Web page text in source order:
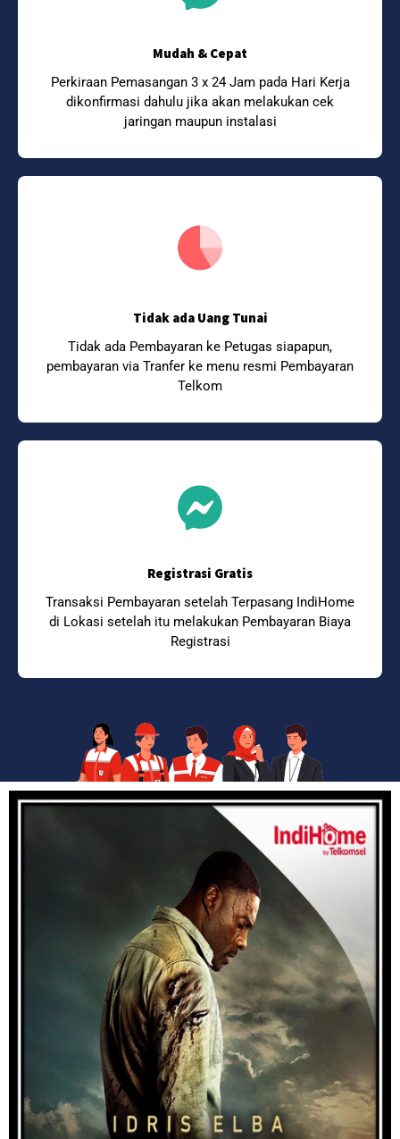
Mudah & Cepat
Perkiraan Pemasangan 3 x 24 Jam pada Hari Kerja
dikonfirmasi dahulu jika akan melakukan cek
jaringan maupun instalasi
Tidak ada Uang Tunai
Tidak ada Pembayaran ke Petugas siapapun,
pembayaran via Tranfer ke menu resmi Pembayaran
Telkom
Registrasi Gratis
Transaksi Pembayaran setelah Terpasang IndiHome
di Lokasi setelah itu melakukan Pembayaran Biaya
Registrasi